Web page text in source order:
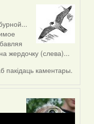
жердочку (слева)...
пакідаць каментары.